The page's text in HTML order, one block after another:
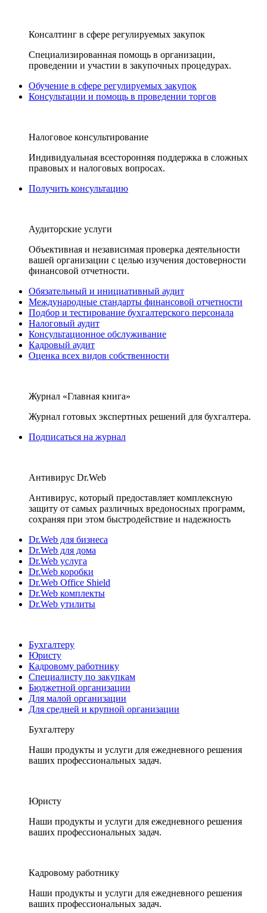
Консалтинг в сфере регулируемых закупок
Специализированная помощь в организации,
проведении и участии в закупочных процедурах.
Обучение в сфере регулируемых закупок
Консультации и помощь в проведении торгов
Налоговое консультирование
Индивидуальная всесторонняя поддержка в сложных
правовых и налоговых вопросах.
Получить консультацию
Аудиторские услуги
Объективная и независимая проверка деятельности
вашей организации с целью изучения достоверности
финансовой отчетности.
Обязательный и инициативный аудит
Международные стандарты финансовой отчетности
Подбор и тестирование бухгалтерского персонала
Налоговый аудит
Консультационное обслуживание
Кадровый аудит
Оценка всех видов собственности
Журнал «Главная книга»
Журнал готовых экспертных решений для бухгалтера.
Подписаться на журнал
Антивирус Dr.Web
Антивирус, который предоставляет комплексную
защиту от самых различных вредоносных программ,
сохраняя при этом быстродействие и надежность
Dr.Web для бизнеса
Dr.Web для дома
Dr.Web услуга
Dr.Web коробки
Dr.Web Office Shield
Dr.Web комплекты
Dr.Web утилиты
Бухгалтеру
Юристу
Кадровому работнику
Специалисту по закупкам
Бюджетной организации
Для малой организации
Для средней и крупной организации
Бухгалтеру
Наши продукты и услуги для ежедневного решения
ваших профессиональных задач.
Юристу
Наши продукты и услуги для ежедневного решения
ваших профессиональных задач.
Кадровому работнику
Наши продукты и услуги для ежедневного решения
ваших профессиональных задач.